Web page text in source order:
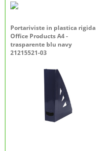
Portariviste in plastica rigida
Office Products A4 -
trasparente blu navy
21215521-03